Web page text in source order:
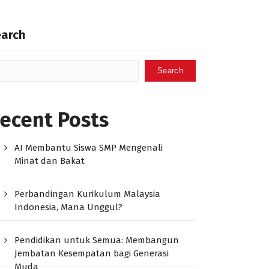
Search
Posts
AI Membantu Siswa SMP Mengenali
Minat dan Bakat
Perbandingan Kurikulum Malaysia
Indonesia, Mana Unggul?
Pendidikan untuk Semua: Membangun
Jembatan Kesempatan bagi Generasi
Muda